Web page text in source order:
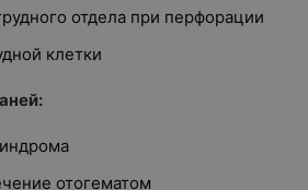
отдела при перфорации
клетки
отогематом